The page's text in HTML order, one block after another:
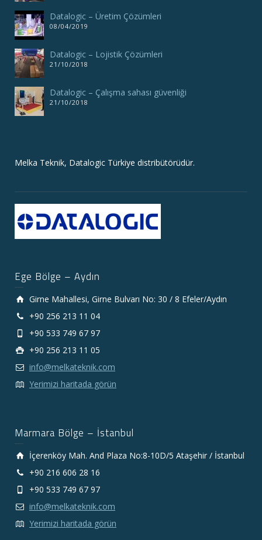
Datalogic – Üretim Çözümleri
08/04/2019
Datalogic – Lojistik Çözümleri
21/10/2018
Datalogic – Çalışma sahası güvenliği
21/10/2018
Melka Teknik, Datalogic Türkiye distribütörüdür.
Ege Bölge – Aydın
Girne Mahallesi, Girne Bulvarı No: 30 / 8 Efeler/Aydın
+90 256 213 11 04
+90 533 749 67 97
+90 256 213 11 05
info@melkateknik.com
Yerimizi haritada görün
Marmara Bölge – İstanbul
İçerenköy Mah. And Plaza No:8-10D/5 Ataşehir / İstanbul
+90 216 606 28 16
+90 533 749 67 97
info@melkateknik.com
Yerimizi haritada görün